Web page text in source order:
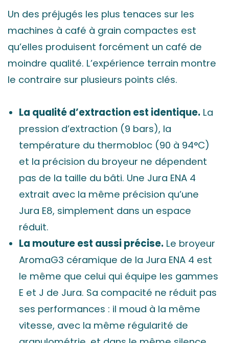
Un des préjugés les plus tenaces sur les
machines à café à grain compactes est
qu’elles produisent forcément un café de
moindre qualité. L’expérience terrain montre
le contraire sur plusieurs points clés.
La qualité d’extraction est identique. La
pression d’extraction (9 bars), la
température du thermobloc (90 à 94°C)
et la précision du broyeur ne dépendent
pas de la taille du bâti. Une Jura ENA 4
extrait avec la même précision qu’une
Jura E8, simplement dans un espace
réduit.
La mouture est aussi précise. Le broyeur
AromaG3 céramique de la Jura ENA 4 est
le même que celui qui équipe les gammes
E et J de Jura. Sa compacité ne réduit pas
ses performances : il moud à la même
vitesse, avec la même régularité de